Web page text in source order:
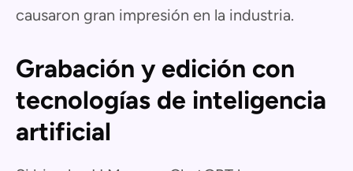
causaron gran impresión en la industria.
Grabación y edición con
tecnologías de inteligencia
artificial